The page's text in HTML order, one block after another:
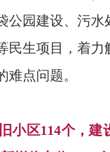
公园建设、污水
民生项目，着力
点问题。
小区114个，建